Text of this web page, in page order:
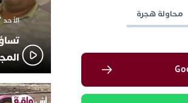
محاولة هجرة
الأحد 7 ديسمبر 2025 - 21:42